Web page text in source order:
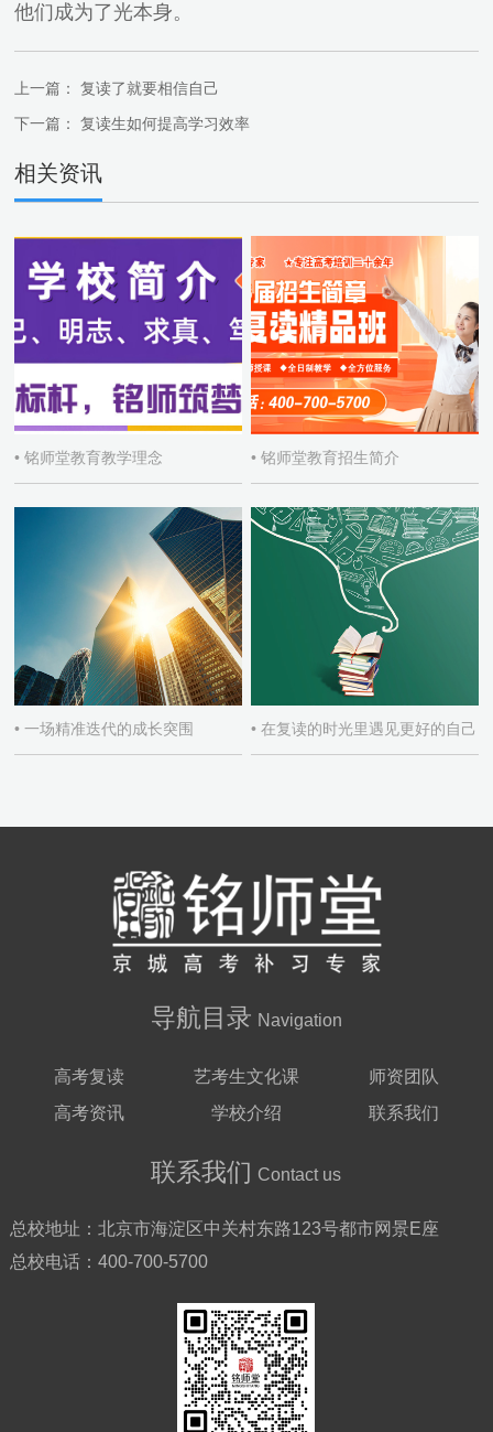
他们成为了光本身。
上一篇：
复读了就要相信自己
下一篇：
复读生如何提高学习效率
相关资讯
• 铭师堂教育教学理念 • 铭师堂教育招生简介
• 一场精准迭代的成长突围 • 在复读的时光里遇见更好的自己
导航目录 Navigation
高考复读 艺考生文化课
师资团队
高考资讯
学校介绍 联系我们
联系我们 Contact us
总校地址： 北京市海淀区中关村东路123号都市网景E座
总校电话： 400-700-5700